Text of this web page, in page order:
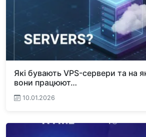
Які бувають VPS-сервери та на
вони працюют…
10.01.2026